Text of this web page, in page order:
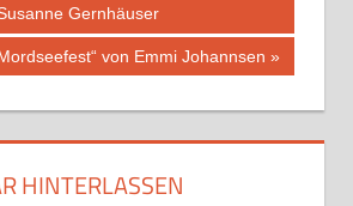
Gernhäuser
von Emmi Johannsen
HINTERLASSEN